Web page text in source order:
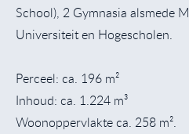
School), 2 Gymnasia alsmede
Universiteit en Hogescholen.
Perceel: ca. 196 m²
Inhoud: ca. 1.224 m³
Woonoppervlakte ca. 258 m².